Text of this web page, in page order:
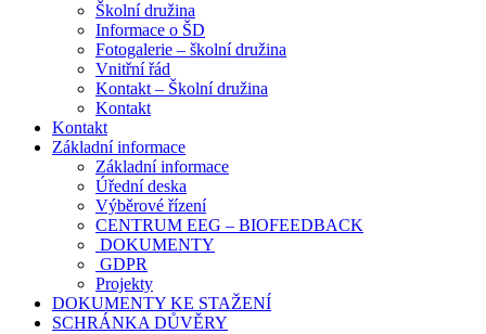
Školní družina
Informace o ŠD
Fotogalerie – školní družina
Vnitřní řád
Kontakt – Školní družina
Kontakt
Kontakt
Základní informace
Základní informace
Úřední deska
Výběrové řízení
CENTRUM EEG – BIOFEEDBACK
DOKUMENTY
GDPR
Projekty
DOKUMENTY KE STAŽENÍ
SCHRÁNKA DŮVĚRY